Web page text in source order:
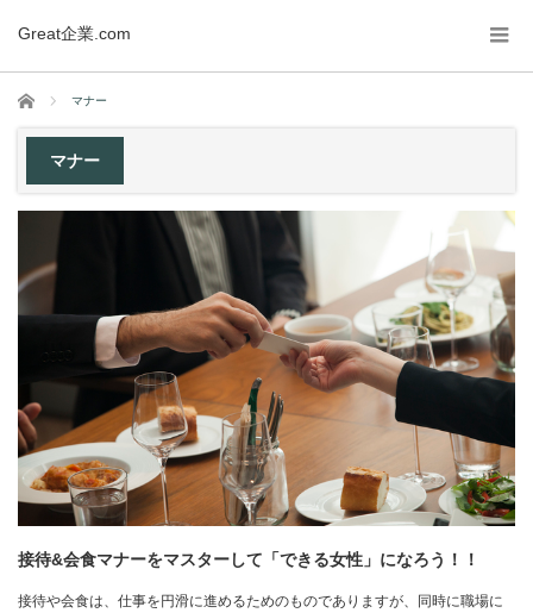
Great企業.com
ホーム マナー
マナー
接待&会食マナーをマスターして「できる女性」になろう！！
接待や会食は、仕事を円滑に進めるためのものでありますが、同時に職場に